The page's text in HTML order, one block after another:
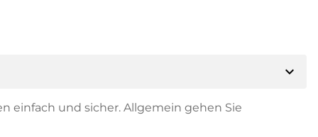
expand_more
einfach und sicher. Allgemein gehen Sie